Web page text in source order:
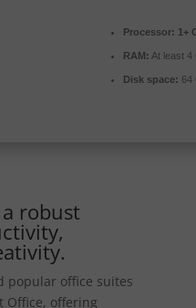
Processor: 1+
RAM: At least 4
Disk space: 64
robust
popular office suites
Office, offering